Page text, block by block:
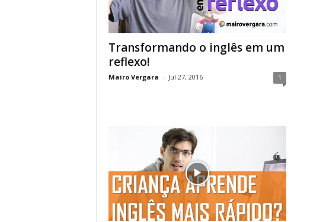
Transformando o inglês em um
reflexo!
Mairo Vergara - Jul 27, 2016 1